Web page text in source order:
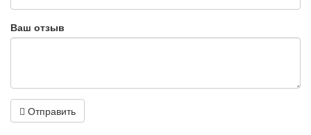
Ваш отзыв
Отправить